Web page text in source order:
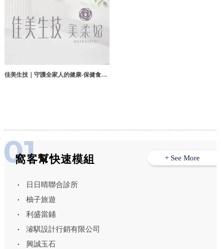
佳美生技｜守護全家人的健康-保健食品,
窩客幫快速模組
日日晴聯合診所
柚子旅遊
利盛當鋪
濬騏設計行銷有限公司
興誠玉石
+ See More